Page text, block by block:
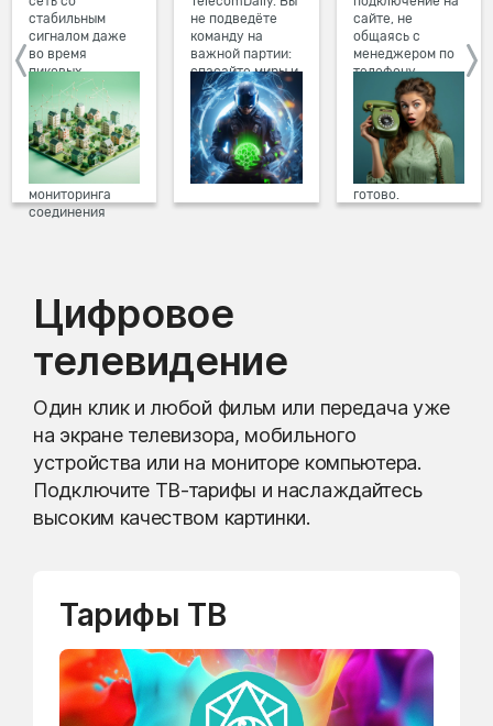
стабильным
сигналом даже
во время
пиковых
нагрузок в
вечернее время.
Мы постоянно
обновляем наше
оборудование в
домах, а система
мониторинга
соединения
не подведёте
команду на
важной партии:
спасайте миры и
побеждайте с
друзьями в
онлайн-играх.
сайте, не
общаясь с
менеджером по
телефону.
Просто в три
клика заполните
форму заявки на
сайте, выберите
дату и время
подключения,
готово.
Цифровое
телевидение
Один клик и любой фильм или передача уже
на экране телевизора, мобильного
устройства или на мониторе компьютера.
Подключите ТВ-тарифы и наслаждайтесь
высоким качеством картинки.
Тарифы ТВ